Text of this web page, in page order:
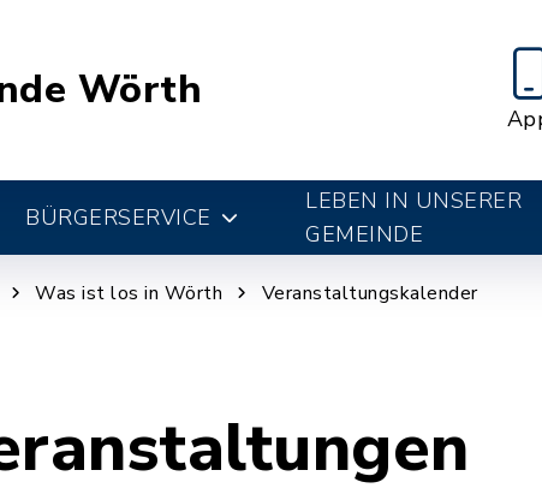
Wörth
BÜRGERSERVICE
LEBEN IN UNSERER
GEMEINDE
Was ist los in Wörth Veranstaltungskalender